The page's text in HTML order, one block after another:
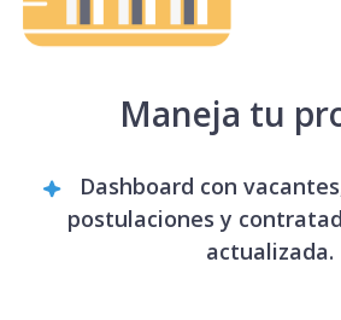
Maneja tu
Dashboard con
postulaciones y
actualizada.